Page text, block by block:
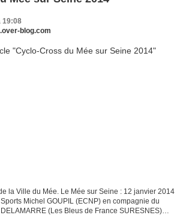
19:08
blog.com
la Ville du Mée. Le Mée sur Seine : 12 janvier 2014
Michel GOUPIL (ECNP) en compagnie du
(Les Bleus de France SURESNES)